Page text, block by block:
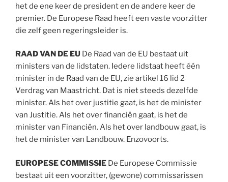
het de ene keer de president en de andere keer de
premier. De Europese Raad heeft een vaste voorzitter
die zelf geen regeringsleider is.
RAAD VAN DE EU De Raad van de EU bestaat uit
ministers van de lidstaten. Iedere lidstaat heeft één
minister in de Raad van de EU, zie artikel 16 lid 2
Verdrag van Maastricht. Dat is niet steeds dezelfde
minister. Als het over justitie gaat, is het de minister
van Justitie. Als het over financiën gaat, is het de
minister van Financiën. Als het over landbouw gaat, is
het de minister van Landbouw. Enzovoorts.
EUROPESE COMMISSIE De Europese Commissie
bestaat uit een voorzitter, (gewone) commissarissen